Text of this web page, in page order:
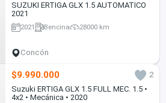
SUZUKI ERTIGA GLX 1.5 AUTOMATICO
2021
2021 Bencina 28000 km
Concón
$9.990.000
2
Suzuki ERTIGA GLX 1.5 FULL MEC. 1.5 •
4x2 • Mecánica • 2020